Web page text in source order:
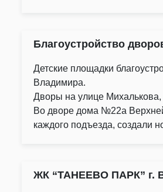
Благоустройство
Детские площадки
Владимира.
Дворы на улице
Во дворе дома №22а
каждого подъезда, создали
ЖК “ТАНЕЕВО ПАРК” г.